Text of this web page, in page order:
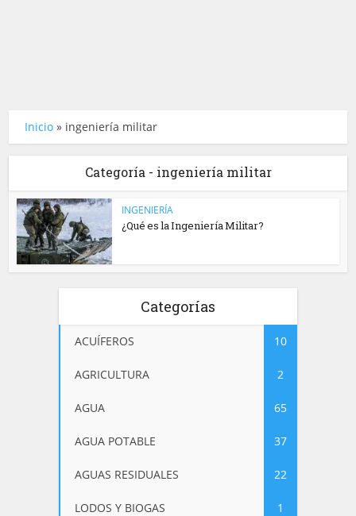
Inicio » ingeniería militar
Categoría - ingeniería militar
INGENIERÍA
¿Qué es la Ingeniería Militar?
Categorías
ACUÍFEROS 10
AGRICULTURA 2
AGUA 65
AGUA POTABLE 37
AGUAS RESIDUALES 22
LODOS Y BIOGAS 1